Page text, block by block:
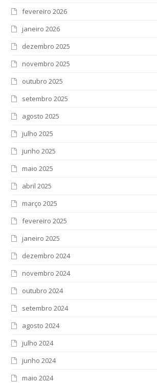
fevereiro 2026
janeiro 2026
dezembro 2025
novembro 2025
outubro 2025
setembro 2025
agosto 2025
julho 2025
junho 2025
maio 2025
abril 2025
março 2025
fevereiro 2025
janeiro 2025
dezembro 2024
novembro 2024
outubro 2024
setembro 2024
agosto 2024
julho 2024
junho 2024
maio 2024